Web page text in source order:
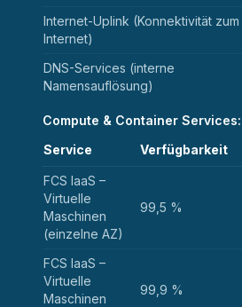
Internet-Uplink (Konnektivität zum
Internet)
DNS-Services (interne
Namensauflösung)
Compute & Container Services:
Service
Verfügbarkeit
FCS IaaS –
Virtuelle
Maschinen
(einzelne AZ)
99,5 %
FCS IaaS –
Virtuelle
Maschinen
99,9 %